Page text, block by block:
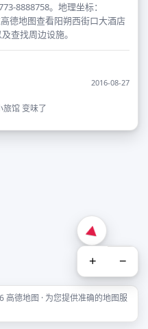
8888758。地理坐标：
德地图查看阳朔西街口大酒店
查找周边设施。
2016-08-27
旅馆 变味了
+ −
高德地图 · 为您提供准确的地图服